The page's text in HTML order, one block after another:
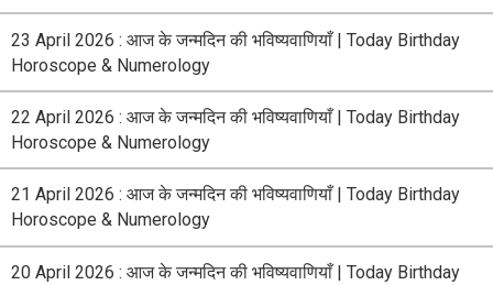
23 April 2026 : आज के जन्मदिन की भविष्यवाणियाँ | Today Birthday
Horoscope & Numerology
22 April 2026 : आज के जन्मदिन की भविष्यवाणियाँ | Today Birthday
Horoscope & Numerology
21 April 2026 : आज के जन्मदिन की भविष्यवाणियाँ | Today Birthday
Horoscope & Numerology
20 April 2026 : आज के जन्मदिन की भविष्यवाणियाँ | Today Birthday